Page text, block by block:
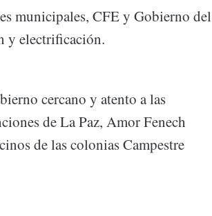
municipales, CFE y Gobierno del
y electrificación.
cercano y atento a las
de La Paz, Amor Fenech
de las colonias Campestre